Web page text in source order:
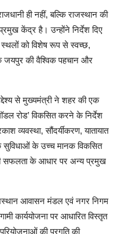
ही नहीं, बल्कि राजस्थान की
केंद्र है। उन्होंने निर्देश दिए
स्थलों को विशेष रूप से स्वच्छ,
जयपुर की वैश्विक पहचान और
से मुख्यमंत्री ने शहर की एक
रोड’ विकसित करने के निर्देश
व्यवस्था, सौंदर्यीकरण, यातायात
सुविधाओं के उच्च मानक विकसित
सफलता के आधार पर अन्य प्रमुख
आवासन मंडल एवं नगर निगम
कार्ययोजना पर आधारित विस्तृत
की प्रगति की